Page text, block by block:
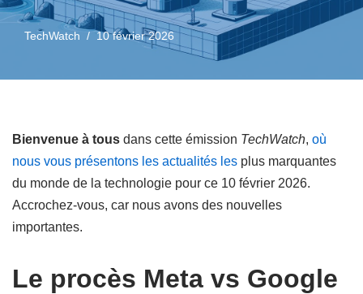
TechWatch 10 février 2026
Bienvenue à tous dans cette émission TechWatch, où
nous vous présentons les actualités les plus marquantes
du monde de la technologie pour ce 10 février 2026.
Accrochez-vous, car nous avons des nouvelles
importantes.
Le procès Meta vs Google